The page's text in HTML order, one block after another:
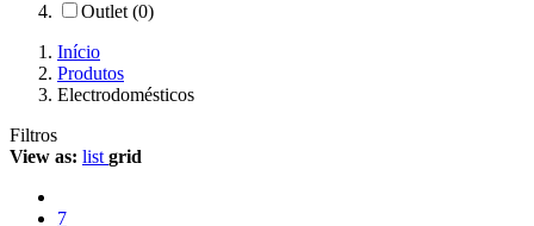
Outlet (0)
Início
Produtos
Electrodomésticos
Filtros
View as: list grid
7